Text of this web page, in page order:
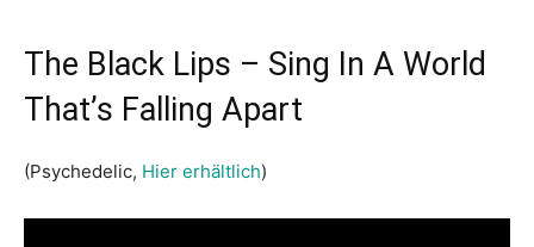
The Black Lips – Sing In A World
That’s Falling Apart
(Psychedelic, Hier erhältlich)